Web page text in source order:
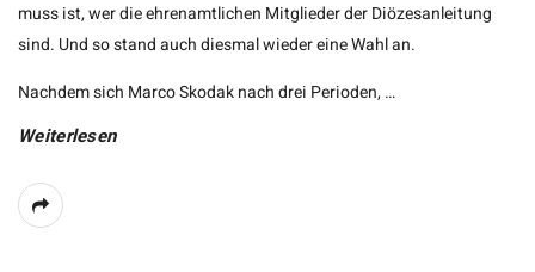
muss ist, wer die ehrenamtlichen Mitglieder der Diözesanleitung
sind. Und so stand auch diesmal wieder eine Wahl an.
Nachdem sich Marco Skodak nach drei Perioden,…
Weiterlesen